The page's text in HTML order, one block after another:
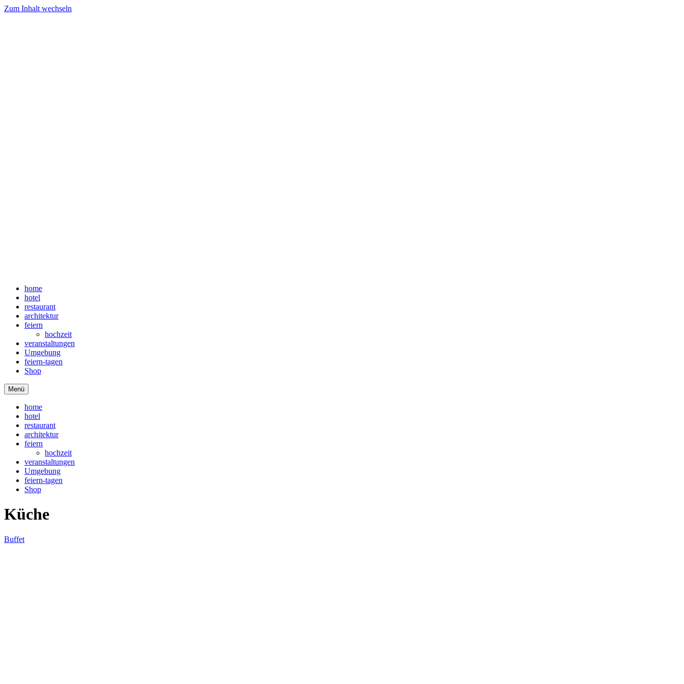
Zum Inhalt wechseln
home
hotel
restaurant
architektur
feiern
hochzeit
veranstaltungen
Umgebung
feiern-tagen
Shop
Menü
home
hotel
restaurant
architektur
feiern
hochzeit
veranstaltungen
Umgebung
feiern-tagen
Shop
Küche
Buffet